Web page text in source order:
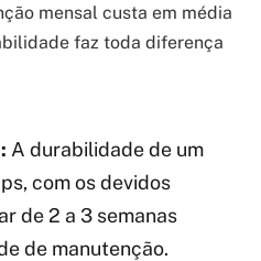
mensal custa em média
faz toda diferença
A durabilidade de um
com os devidos
de 2 a 3 semanas
de manutenção.